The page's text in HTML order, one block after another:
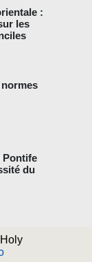
:
les
Pontife
du